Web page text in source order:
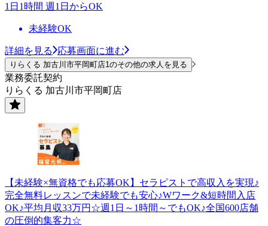
1日1時間 週1日からOK
未経験OK
詳細を見る 応募画面に進む
りらくる 加古川市平岡町店1のその他の求人を見る
業務委託契約
りらくる 加古川市平岡町店
【未経験×無資格でも応募OK】セラピストで高収入を実現♪
完全無料レッスンで未経験でも安心♪Wワーク&短時間入店
OK♪平均月収33万円☆週1日～1時間～でもOK♪全国600店舗
の圧倒的集客力☆